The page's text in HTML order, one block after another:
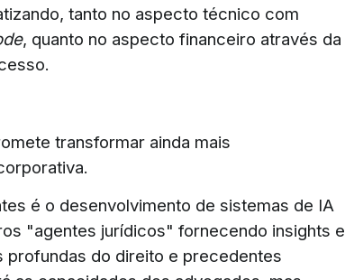
tanto no aspecto técnico com
, quanto no aspecto financeiro através da
transformar ainda mais
é o desenvolvimento de sistemas de IA
"agentes jurídicos" fornecendo insights e
profundas do direito e precedentes